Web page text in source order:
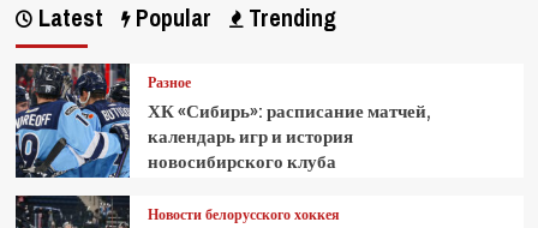
Latest Popular Trending
Разное
ХК «Сибирь»: расписание матчей,
календарь игр и история
новосибирского клуба
Новости белорусского хоккея